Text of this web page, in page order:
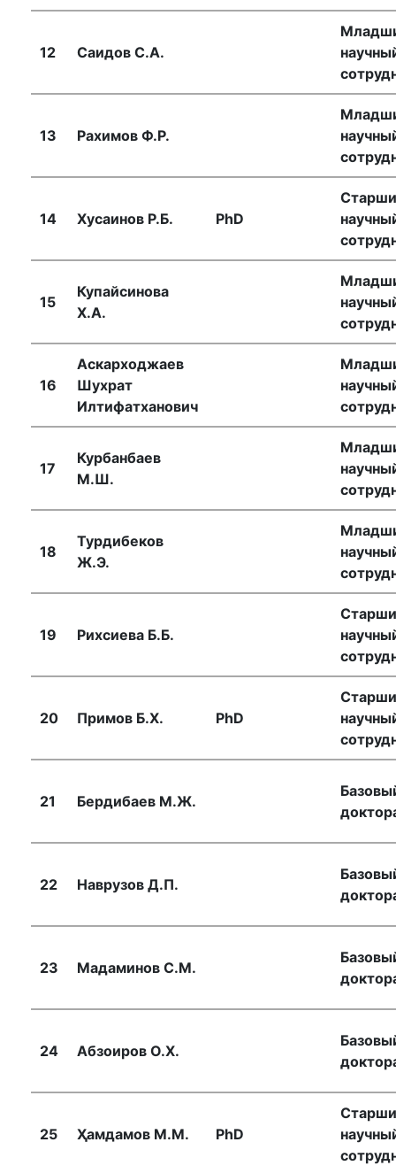
12 Саидов С.А.
13 Рахимов Ф.Р.
14 Хусаинов Р.Б. PhD
15
Купайсинова
Х.А.
16
Аскарходжаев
Шухрат
Илтифатханович
17
Курбанбаев
М.Ш.
18
Турдибеков
Ж.Э.
19 Рихсиева Б.Б.
20 Примов Б.Х. PhD
21 Бердибаев М.Ж.
22 Наврузов Д.П.
23 Мадаминов С.М.
24 Абзоиров О.Х.
25 Ҳамдамов М.М. PhD
Академики
Академии
наук